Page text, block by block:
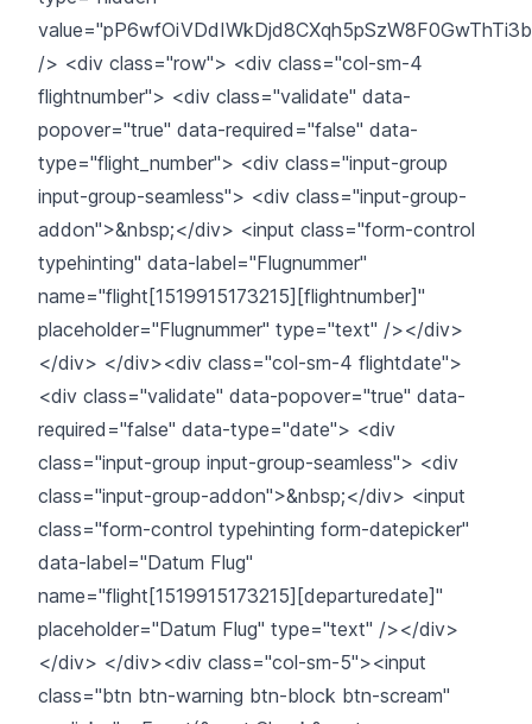
/> <div class="row"> <div class="col-sm-4
flightnumber"> <div class="validate" data-
popover="true" data-required="false" data-
type="flight_number"> <div class="input-group
input-group-seamless"> <div class="input-group-
addon">&nbsp;</div> <input class="form-control
typehinting" data-label="Flugnummer"
name="flight[1519915173215][flightnumber]"
placeholder="Flugnummer" type="text" /></div>
</div> </div><div class="col-sm-4 flightdate">
<div class="validate" data-popover="true" data-
required="false" data-type="date"> <div
class="input-group input-group-seamless"> <div
class="input-group-addon">&nbsp;</div> <input
class="form-control typehinting form-datepicker"
data-label="Datum Flug"
name="flight[1519915173215][departuredate]"
placeholder="Datum Flug" type="text" /></div>
</div> </div><div class="col-sm-5"><input
class="btn btn-warning btn-block btn-scream"